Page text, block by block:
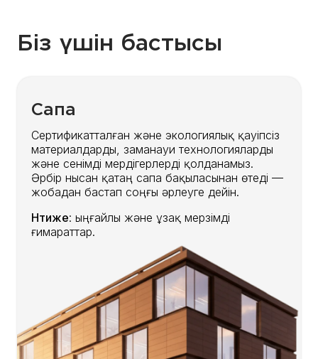
Біз үшін бастысы
Сапа
Сертификатталған және экологиялық қауіпсіз
материалдарды, заманауи технологияларды
және сенімді мердігерлерді қолданамыз.
Әрбір нысан қатаң сапа бақыласынан өтеді —
жобадан бастап соңғы әрлеуге дейін.
Нәтиже: ыңғайлы және ұзақ мерзімді
ғимараттар.